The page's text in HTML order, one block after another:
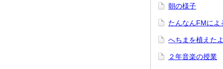
朝の様子
たんなんFMによ
へちまを植えたよ
２年音楽の授業